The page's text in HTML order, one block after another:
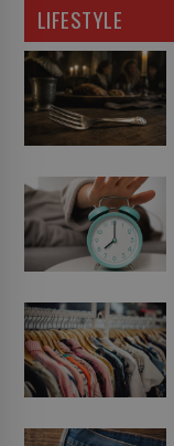
LIFESTYLE